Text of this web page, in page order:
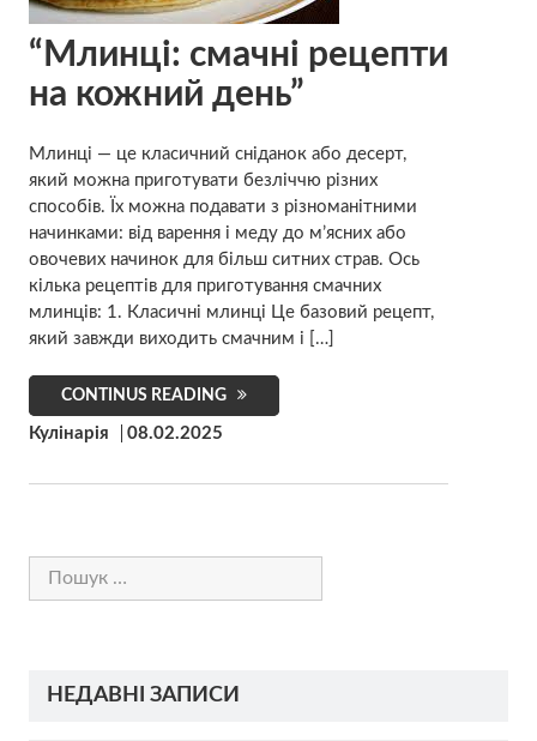
“Млинці: смачні рецепти
на кожний день”
Млинці — це класичний сніданок або десерт,
який можна приготувати безліччю різних
способів. Їх можна подавати з різноманітними
начинками: від варення і меду до м’ясних або
овочевих начинок для більш ситних страв. Ось
кілька рецептів для приготування смачних
млинців: 1. Класичні млинці Це базовий рецепт,
який завжди виходить смачним і […]
CONTINUS READING
Кулінарія 08.02.2025
Пошук:
НЕДАВНІ ЗАПИСИ